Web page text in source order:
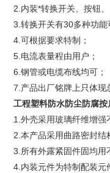
2.内装*转换开关、按钮
3.转换开关有30多种功
4.可根据要求特制；
5.电流表量程由用户；
6.钢管或电缆布线均可；
7.产品出厂铭牌上只体现
工程塑料防水防尘防腐
1.外壳采用玻璃纤维增
2.本产品采用曲路密封
3.所有外露紧固件固均用
4.内装元件为特制配装元